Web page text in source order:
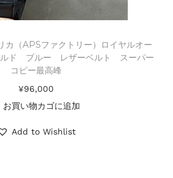
（APSファクトリー）ロイヤルオー
ルド ブルー レザーベルト スーパー
コピー最高峰
¥96,000
お買い物カゴに追加
Add to Wishlist